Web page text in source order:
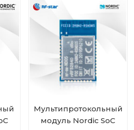
Мультипротокольный
модуль Nordic SoC